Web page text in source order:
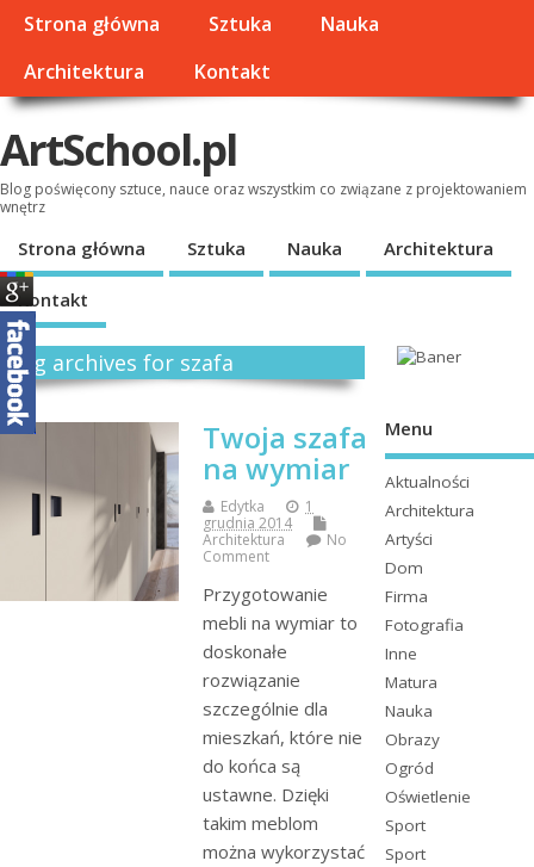
Strona główna Sztuka
Nauka
Architektura
Kontakt
ArtSchool.pl
Blog poświęcony sztuce, nauce oraz wszystkim co związane z projektowaniem
wnętrz
Strona główna Sztuka Nauka Architektura
Kontakt
Tag archives for szafa
Twoja szafa
na wymiar
Edytka
1
grudnia 2014
Architektura
No
Comment
Przygotowanie
mebli na wymiar to
doskonałe
rozwiązanie
szczególnie dla
mieszkań, które nie
do końca są
ustawne. Dzięki
takim meblom
można wykorzystać
Menu
Aktualności
Architektura
Artyści
Dom
Firma
Fotografia
Inne
Matura
Nauka
Obrazy
Ogród
Oświetlenie
Sport
Sport